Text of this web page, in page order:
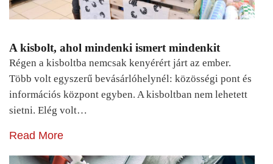
A kisbolt, ahol mindenki ismert mindenkit
Régen a kisboltba nemcsak kenyérért járt az ember.
Több volt egyszerű bevásárlóhelynél: közösségi pont és
információs központ egyben. A kisboltban nem lehetett
sietni. Elég volt…
Read More